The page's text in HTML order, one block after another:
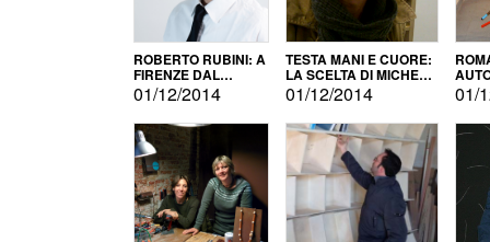
ROBERTO RUBINI: A
FIRENZE DAL
PRODOTTO ALLA
PROMOZIONE
01/12/2014
TESTA MANI E CUORE:
LA SCELTA DI MICHELE
BARBERIO
01/12/2014 01/